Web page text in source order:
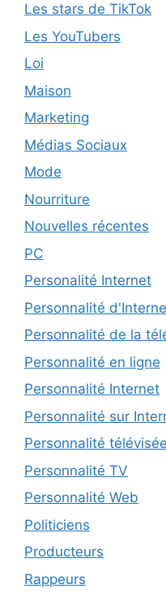
Les stars de TikTok
Les YouTubers
Loi
Maison
Marketing
Médias Sociaux
Mode
Nourriture
Nouvelles récentes
PC
Personalité Internet
Personnalité
Personnalité de la
Personnalité en ligne
Personnalité Internet
Personnalité sur
Personnalité télévisée
Personnalité TV
Personnalité Web
Politiciens
Producteurs
Rappeurs